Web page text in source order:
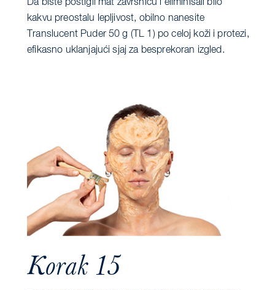
Da biste postigli mat završnicu i eliminisali bilo
kakvu preostalu lepljivost, obilno nanesite
Translucent Puder 50 g (TL 1) po celoj koži i protezi,
efikasno uklanjajući sjaj za besprekoran izgled.
Korak 15